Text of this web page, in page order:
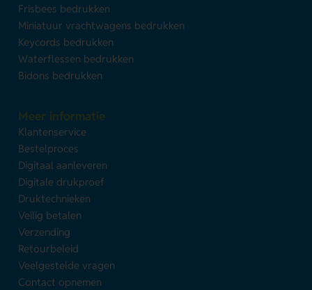
Frisbees bedrukken
Miniatuur vrachtwagens bedrukken
Keycords bedrukken
Waterflessen bedrukken
Bidons bedrukken
Meer informatie
Klantenservice
Bestelproces
Digitaal aanleveren
Digitale drukproef
Druktechnieken
Veilig betalen
Verzending
Retourbeleid
Veelgestelde vragen
Contact opnemen